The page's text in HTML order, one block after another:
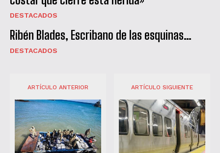
DESTACADOS
Ribén Blades, Escribano de las esquinas…
DESTACADOS
ARTÍCULO ANTERIOR ARTÍCULO SIGUIENTE